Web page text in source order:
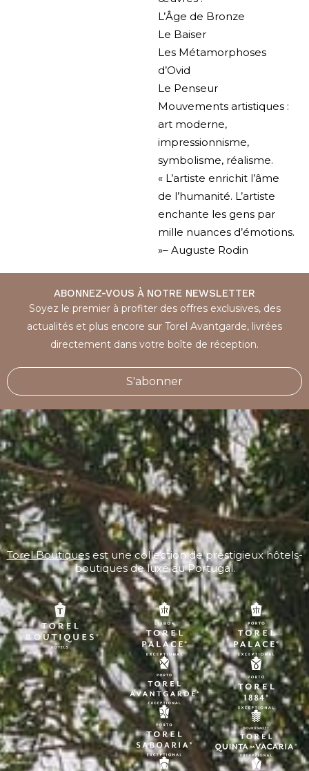
L’Âge de Bronze
Le Baiser
Les Métamorphoses
d’Ovid
Le Penseur
Mouvements artistiques :
art moderne,
impressionnisme,
symbolisme, réalisme.
« L’artiste enrichit l’âme
de l’humanité. L’artiste
enchante les gens par
mille nuances d’émotions.
»– Auguste Rodin
ABONNEZ-VOUS À NOTRE NEWSLETTER
Soyez le premier à profiter des offres exclusives, des
actualités et plus encore sur Torel Avantgarde, livrées
directement dans votre boîte de réception.
S'abonner
Torel Boutiquesest une collection de prestigieux hôtels-
boutiques de luxe au Portugal.